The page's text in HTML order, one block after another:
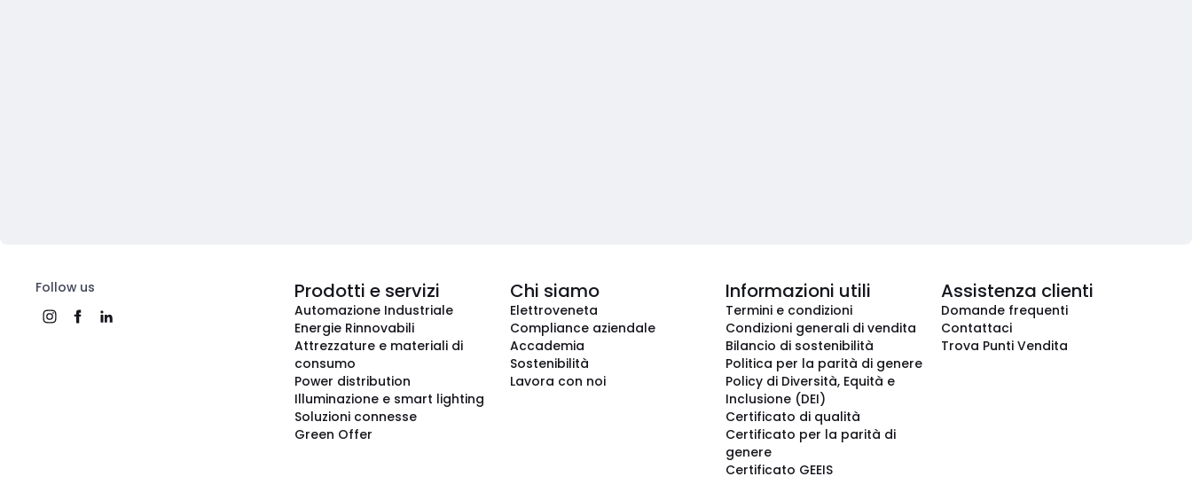
Follow us Prodotti e servizi
Automazione Industriale
Energie Rinnovabili
Attrezzature e materiali di
consumo
Power distribution
Illuminazione e smart lighting
Soluzioni connesse
Green Offer
Chi siamo
Elettroveneta
Compliance aziendale
Accademia
Sostenibilità
Lavora con noi
Informazioni utili
Termini e condizioni
Condizioni generali di vendita
Bilancio di sostenibilità
Politica per la parità di genere
Policy di Diversità, Equità e
Inclusione (DEI)
Certificato di qualità
Certificato per la parità di
genere
Certificato GEEIS
Assistenza clienti
Domande frequenti
Contattaci
Trova Punti Vendita